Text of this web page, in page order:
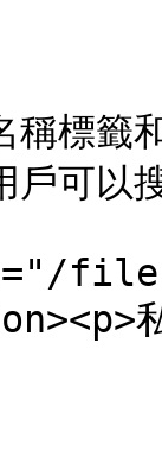
稱標籤
戶可以
files/